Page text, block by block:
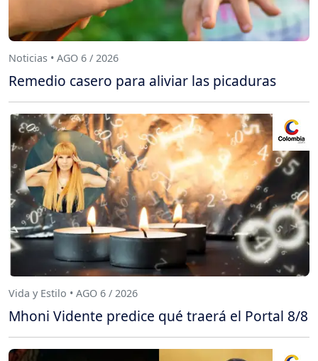
Noticias • AGO 6 / 2026
Remedio casero para aliviar las picaduras
Vida y Estilo • AGO 6 / 2026
Mhoni Vidente predice qué traerá el Portal 8/8